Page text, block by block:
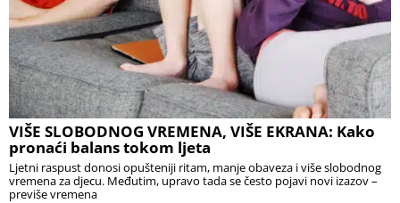
VIŠE SLOBODNOG VREMENA, VIŠE EKRANA: Kako
pronaći balans tokom ljeta
Ljetni raspust donosi opušteniji ritam, manje obaveza i više slobodnog
vremena za djecu. Međutim, upravo tada se često pojavi novi izazov –
previše vremena